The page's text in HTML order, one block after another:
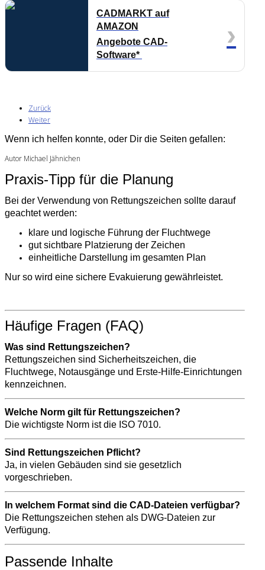
CADMARKT auf
AMAZON
Angebote CAD-
Software*
›
Zurück
Weiter
Wenn ich helfen konnte, oder Dir die Seiten gefallen:
Autor Michael Jähnichen
Praxis-Tipp für die Planung
Bei der Verwendung von Rettungszeichen sollte darauf
geachtet werden:
klare und logische Führung der Fluchtwege
gut sichtbare Platzierung der Zeichen
einheitliche Darstellung im gesamten Plan
Nur so wird eine sichere Evakuierung gewährleistet.
Häufige Fragen (FAQ)
Was sind Rettungszeichen?
Rettungszeichen sind Sicherheitszeichen, die
Fluchtwege, Notausgänge und Erste-Hilfe-Einrichtungen
kennzeichnen.
Welche Norm gilt für Rettungszeichen?
Die wichtigste Norm ist die ISO 7010.
Sind Rettungszeichen Pflicht?
Ja, in vielen Gebäuden sind sie gesetzlich
vorgeschrieben.
In welchem Format sind die CAD-Dateien verfügbar?
Die Rettungszeichen stehen als DWG-Dateien zur
Verfügung.
Passende Inhalte